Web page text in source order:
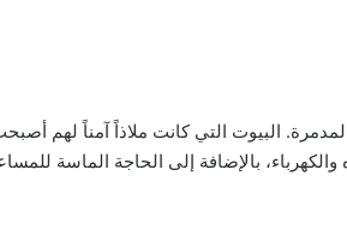
البيوت التي كانت ملاذاً آمناً لهم
بالإضافة إلى الحاجة الماسة